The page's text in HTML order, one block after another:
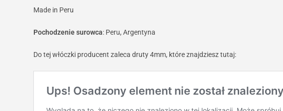
Made in Peru
Pochodzenie surowca: Peru, Argentyna
Do tej włóczki producent zaleca druty 4mm, które znajdziesz tutaj: